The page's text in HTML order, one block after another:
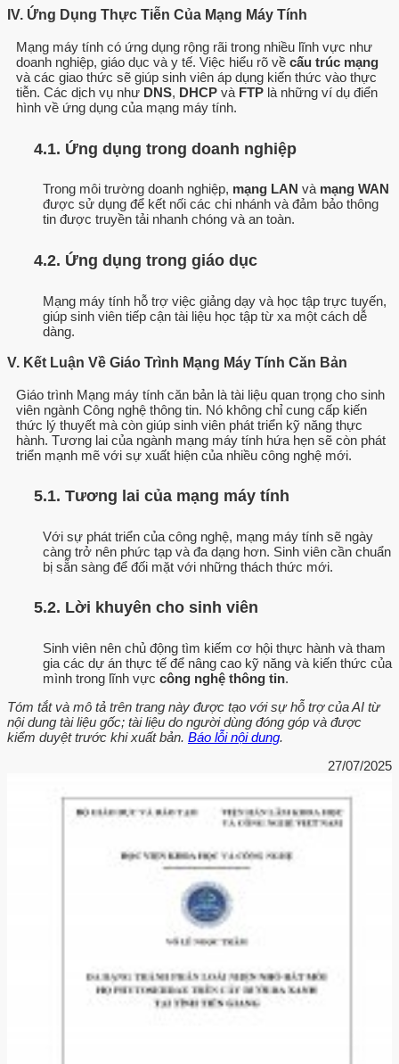
IV. Ứng Dụng Thực Tiễn Của Mạng Máy Tính
Mạng máy tính có ứng dụng rộng rãi trong nhiều lĩnh vực như
doanh nghiệp, giáo dục và y tế. Việc hiểu rõ về cấu trúc mạng
và các giao thức sẽ giúp sinh viên áp dụng kiến thức vào thực
tiễn. Các dịch vụ như DNS, DHCP và FTP là những ví dụ điển
hình về ứng dụng của mạng máy tính.
4.1. Ứng dụng trong doanh nghiệp
Trong môi trường doanh nghiệp, mạng LAN và mạng WAN
được sử dụng để kết nối các chi nhánh và đảm bảo thông
tin được truyền tải nhanh chóng và an toàn.
4.2. Ứng dụng trong giáo dục
Mạng máy tính hỗ trợ việc giảng dạy và học tập trực tuyến,
giúp sinh viên tiếp cận tài liệu học tập từ xa một cách dễ
dàng.
V. Kết Luận Về Giáo Trình Mạng Máy Tính Căn Bản
Giáo trình Mạng máy tính căn bản là tài liệu quan trọng cho sinh
viên ngành Công nghệ thông tin. Nó không chỉ cung cấp kiến
thức lý thuyết mà còn giúp sinh viên phát triển kỹ năng thực
hành. Tương lai của ngành mạng máy tính hứa hẹn sẽ còn phát
triển mạnh mẽ với sự xuất hiện của nhiều công nghệ mới.
5.1. Tương lai của mạng máy tính
Với sự phát triển của công nghệ, mạng máy tính sẽ ngày
càng trở nên phức tạp và đa dạng hơn. Sinh viên cần chuẩn
bị sẵn sàng để đối mặt với những thách thức mới.
5.2. Lời khuyên cho sinh viên
Sinh viên nên chủ động tìm kiếm cơ hội thực hành và tham
gia các dự án thực tế để nâng cao kỹ năng và kiến thức của
mình trong lĩnh vực công nghệ thông tin.
Tóm tắt và mô tả trên trang này được tạo với sự hỗ trợ của AI từ
nội dung tài liệu gốc; tài liệu do người dùng đóng góp và được
kiểm duyệt trước khi xuất bản. Báo lỗi nội dung.
27/07/2025